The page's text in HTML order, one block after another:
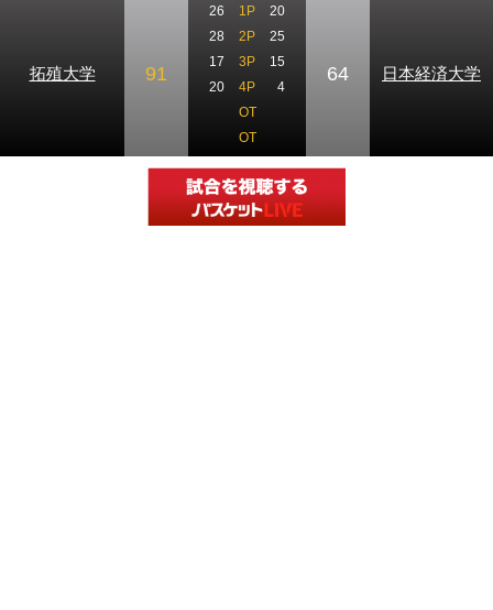
拓殖大学 91
26 1P
20
28
2P
25
17
3P
15
20
4P
4
OT
OT
64 日本経済大学